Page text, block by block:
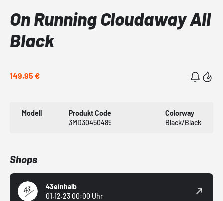
On Running Cloudaway All
Black
149,95 €
Modell
Produkt Code
3MD30450485
Colorway
Black/Black
Shops
43einhalb
01.12.23 00:00 Uhr